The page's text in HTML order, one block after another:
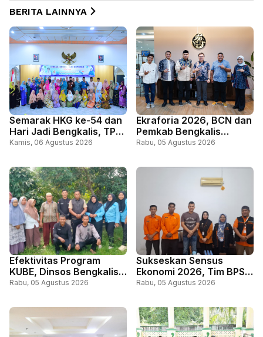
BERITA LAINNYA
Semarak HKG ke-54 dan
Hari Jadi Bengkalis, TP
PKK Bengkalis Gelar
Melayu
Kamis, 06 Agustus 2026
Ekraforia 2026, BCN dan
Pemkab Bengkalis
Gandeng Kemenko PM
Rabu, 05 Agustus 2026
Efektivitas Program
KUBE, Dinsos Bengkalis
Perkuat Pemberdayaan
Miskin
Rabu, 05 Agustus 2026
Sukseskan Sensus
Ekonomi 2026, Tim BPS
Lakukan Pendataan di
Kapolres
Rabu, 05 Agustus 2026